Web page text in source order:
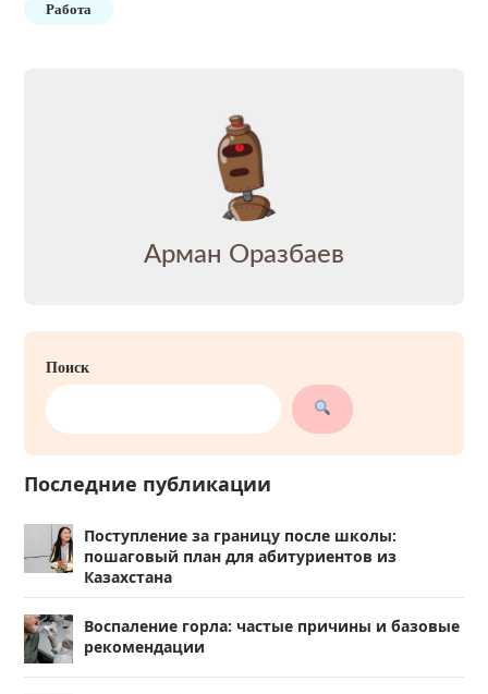
Работа
Арман Оразбаев
Поиск
Последние публикации
Поступление за границу после школы:
пошаговый план для абитуриентов из
Казахстана
Воспаление горла: частые причины и базовые
рекомендации